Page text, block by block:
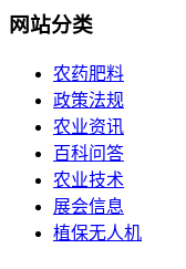
网站分类
农药肥料
政策法规
农业资讯
百科问答
农业技术
展会信息
植保无人机